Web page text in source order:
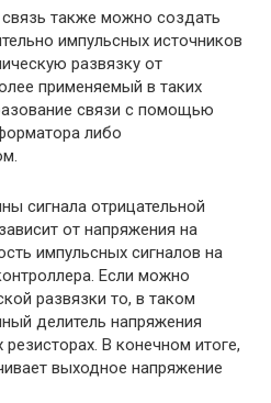
также можно создать
импульсных источников
развязку от
применяемый в таких
связи с помощью
либо
сигнала отрицательной
от напряжения на
импульсных сигналов на
Если можно
развязки то, в таком
делитель напряжения
В конечном итоге,
выходное напряжение